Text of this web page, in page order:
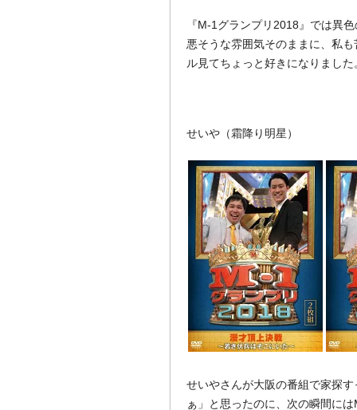
『M-1グランプリ2018』では異
悪そうな雰囲気そのままに、私
ル見てちょっと好きになりまし
せいや（霜降り明星）
せいやさんが大阪の番組で家探
ぁ」と思ったのに、次の瞬間に